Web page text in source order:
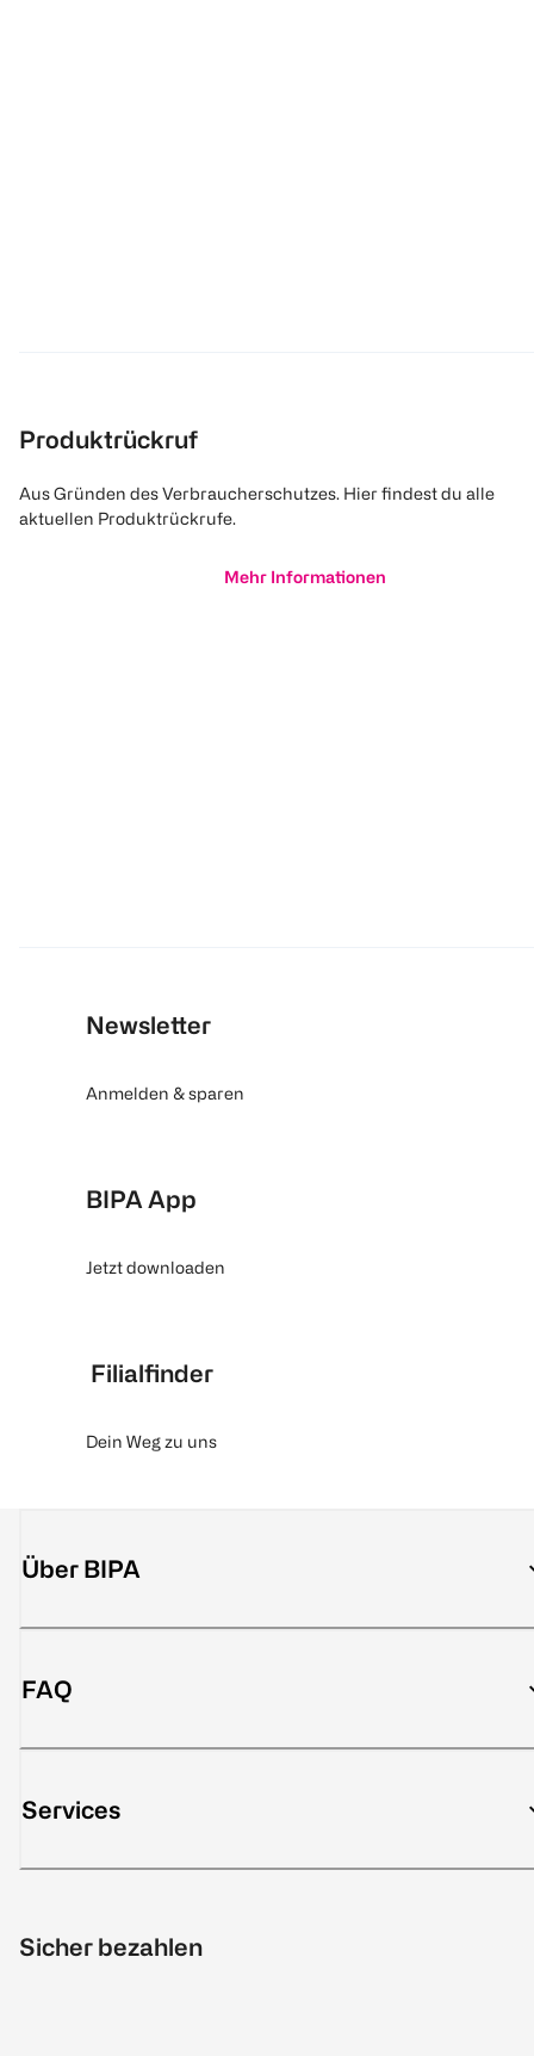
Produktrückruf
Aus Gründen des Verbraucherschutzes. Hier findest du alle
aktuellen Produktrückrufe.
Mehr Informationen
Newsletter
Anmelden & sparen
BIPA App
Jetzt downloaden
Filialfinder
Dein Weg zu uns
Über BIPA
FAQ
Services
Sicher bezahlen